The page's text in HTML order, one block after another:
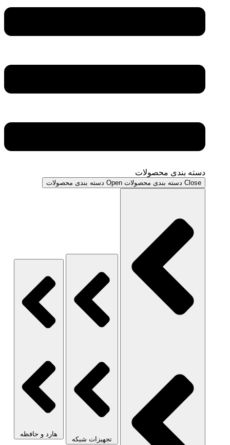
دسته بندی محصولات
Close دسته بندی محصولات Open دسته بندی محصولات
تجهیزات شبکه
هارد و حافظه